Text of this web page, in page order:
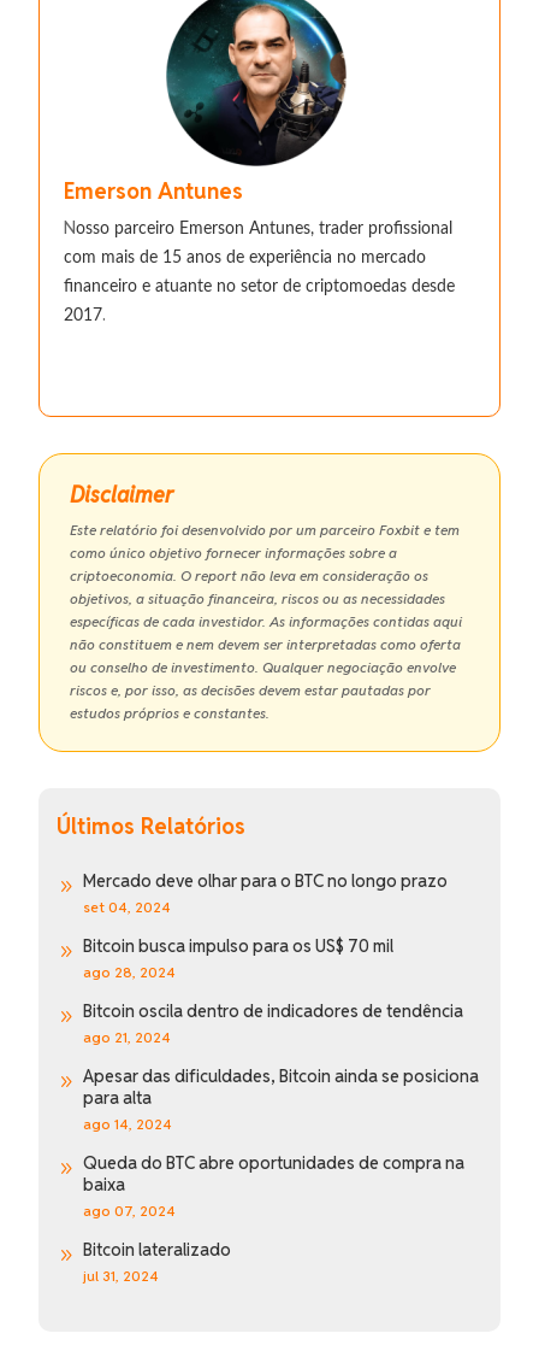
Emerson Antunes
Nosso parceiro Emerson Antunes, trader profissional
com mais de 15 anos de experiência no mercado
financeiro e atuante no setor de criptomoedas desde
2017.
Disclaimer
Este relatório foi desenvolvido por um parceiro Foxbit e tem
como único objetivo fornecer informações sobre a
criptoeconomia. O report não leva em consideração os
objetivos, a situação financeira, riscos ou as necessidades
específicas de cada investidor. As informações contidas aqui
não constituem e nem devem ser interpretadas como oferta
ou conselho de investimento. Qualquer negociação envolve
riscos e, por isso, as decisões devem estar pautadas por
estudos próprios e constantes.
Últimos Relatórios
9 Mercado deve olhar para o BTC no longo prazo
set 04, 2024
9 Bitcoin busca impulso para os US$ 70 mil
ago 28, 2024
9 Bitcoin oscila dentro de indicadores de tendência
ago 21, 2024
9 Apesar das dificuldades, Bitcoin ainda se posiciona
para alta
ago 14, 2024
9 Queda do BTC abre oportunidades de compra na
baixa
ago 07, 2024
9 Bitcoin lateralizado
jul 31, 2024